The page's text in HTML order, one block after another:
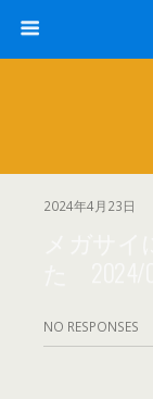
2024年4月23日
NO RESPONSES